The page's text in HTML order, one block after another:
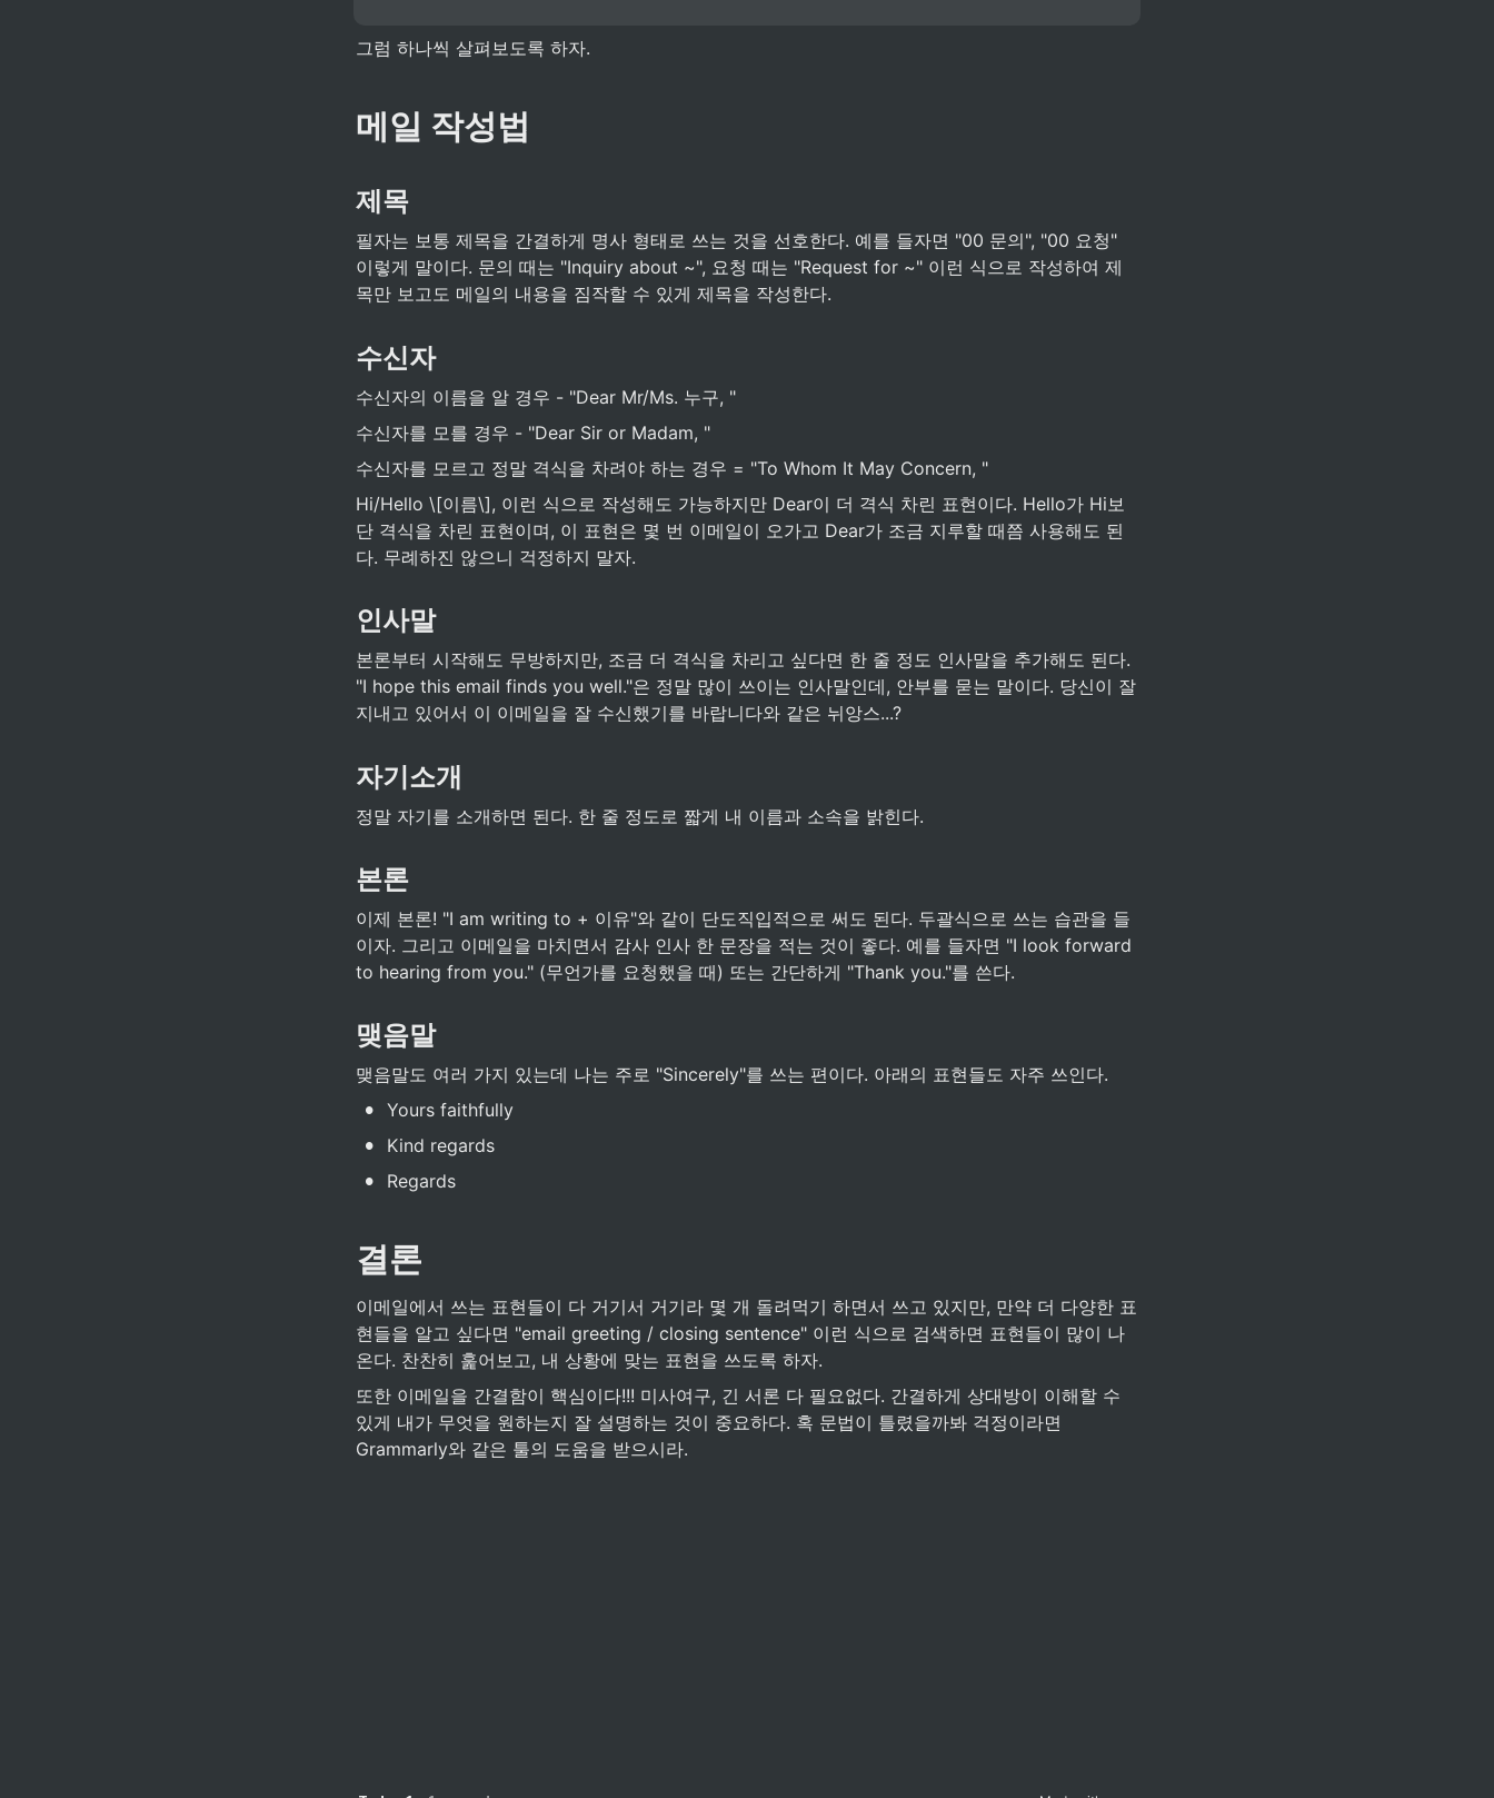
그럼 하나씩 살펴보도록 하자.
메일 작성법
제목
필자는 보통 제목을 간결하게 명사 형태로 쓰는 것을 선호한다. 예를 들자면 "00 문의", "00 요청"
이렇게 말이다. 문의 때는 "Inquiry about ~", 요청 때는 "Request for ~" 이런 식으로 작성하여 제
목만 보고도 메일의 내용을 짐작할 수 있게 제목을 작성한다.
수신자
수신자의 이름을 알 경우 - "Dear Mr/Ms. 누구, "
수신자를 모를 경우 - "Dear Sir or Madam, "
수신자를 모르고 정말 격식을 차려야 하는 경우 = "To Whom It May Concern, "
Hi/Hello \[이름\], 이런 식으로 작성해도 가능하지만 Dear이 더 격식 차린 표현이다. Hello가 Hi보
단 격식을 차린 표현이며, 이 표현은 몇 번 이메일이 오가고 Dear가 조금 지루할 때쯤 사용해도 된
다. 무례하진 않으니 걱정하지 말자.
인사말
본론부터 시작해도 무방하지만, 조금 더 격식을 차리고 싶다면 한 줄 정도 인사말을 추가해도 된다.
"I hope this email finds you well."은 정말 많이 쓰이는 인사말인데, 안부를 묻는 말이다. 당신이 잘
지내고 있어서 이 이메일을 잘 수신했기를 바랍니다와 같은 뉘앙스...?
자기소개
정말 자기를 소개하면 된다. 한 줄 정도로 짧게 내 이름과 소속을 밝힌다.
본론
이제 본론! "I am writing to + 이유"와 같이 단도직입적으로 써도 된다. 두괄식으로 쓰는 습관을 들
이자. 그리고 이메일을 마치면서 감사 인사 한 문장을 적는 것이 좋다. 예를 들자면 "I look forward
to hearing from you." (무언가를 요청했을 때) 또는 간단하게 "Thank you."를 쓴다.
맺음말
맺음말도 여러 가지 있는데 나는 주로 "Sincerely"를 쓰는 편이다. 아래의 표현들도 자주 쓰인다.
• Yours faithfully
• Kind regards
• Regards
결론
이메일에서 쓰는 표현들이 다 거기서 거기라 몇 개 돌려먹기 하면서 쓰고 있지만, 만약 더 다양한 표
현들을 알고 싶다면 "email greeting / closing sentence" 이런 식으로 검색하면 표현들이 많이 나
온다. 찬찬히 훑어보고, 내 상황에 맞는 표현을 쓰도록 하자.
또한 이메일을 간결함이 핵심이다!!! 미사여구, 긴 서론 다 필요없다. 간결하게 상대방이 이해할 수
있게 내가 무엇을 원하는지 잘 설명하는 것이 중요하다. 혹 문법이 틀렸을까봐 걱정이라면
Grammarly와 같은 툴의 도움을 받으시라.